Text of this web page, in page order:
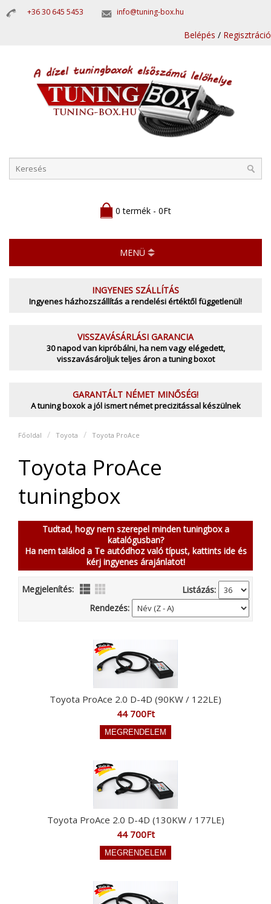
+36 30 645 5453 info@tuning-box.hu
Belépés / Regisztráció
0 termék - 0Ft
MENÜ
INGYENES SZÁLLÍTÁS
Ingyenes házhozszállítás a rendelési értéktől függetlenül!
VISSZAVÁSÁRLÁSI GARANCIA
30 napod van kipróbálni, ha nem vagy elégedett,
visszavásároljuk teljes áron a tuning boxot
GARANTÁLT NÉMET MINŐSÉG!
A tuning boxok a jól ismert német precizitással készülnek
Főoldal Toyota Toyota ProAce
Toyota ProAce
tuningbox
Tudtad, hogy nem szerepel minden tuningbox a
katalógusban?
Ha nem találod a Te autódhoz való típust, kattints ide és
kérj ingyenes árajánlatot!
Megjelenítés:
Listázás:
Rendezés:
Toyota ProAce 2.0 D-4D (90KW / 122LE)
44 700Ft
Toyota ProAce 2.0 D-4D (130KW / 177LE)
44 700Ft